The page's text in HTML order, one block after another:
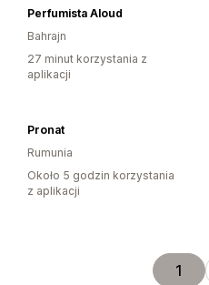
Perfumista Aloud
Bahrajn
27 minut korzystania z
aplikacji
Pronat
Rumunia
Około 5 godzin korzystania
z aplikacji
1